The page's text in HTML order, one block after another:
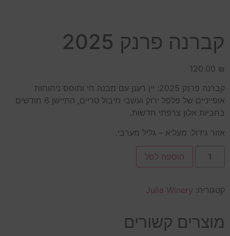
קברנה פרנק 2025
120.00 ₪
קברנה פרנק 2025: יין רענן עם מבנה חי ותוסס ניחוחות
אופייניים של פלפל ירוק ועשבי תיבול טריים, התיישן 6 חודשים
בחביות אלון צרפתי חדשות.
אזור גידול: מעליא – גליל מערבי.
הוספה לסל
קטגוריה: Julia Winery
מוצרים קשורים